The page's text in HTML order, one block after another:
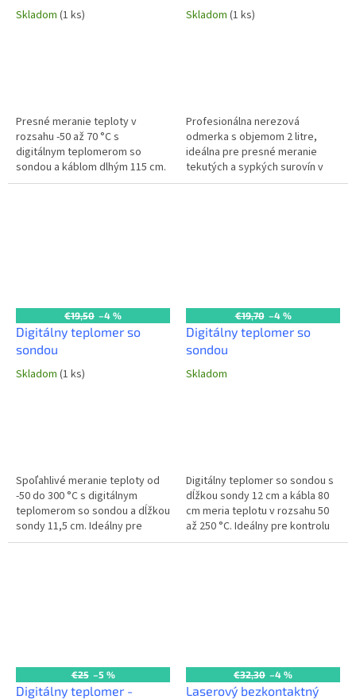
Skladom (1 ks)
Presné meranie teploty v
rozsahu -50 až 70 °C s
digitálnym teplomerom so
sondou a káblom dlhým 115 cm.
Ideálny pre kontrolu surovín a
Skladom (1 ks)
Profesionálna nerezová
odmerka s objemom 2 litre,
ideálna pre presné meranie
tekutých a sypkých surovín v
komerčných kuchyniach a
€19,50 –4 %
Digitálny teplomer so
sondou
Skladom (1 ks)
Spoľahlivé meranie teploty od
-50 do 300 °C s digitálnym
teplomerom so sondou a dĺžkou
sondy 11,5 cm. Ideálny pre
kontrolu varenia, pečenia a
€19,70 –4 %
Digitálny teplomer so
sondou
Skladom
Digitálny teplomer so sondou s
dĺžkou sondy 12 cm a kábla 80
cm meria teplotu v rozsahu 50
až 250 °C. Ideálny pre kontrolu
teploty pri pečení a varení v
€25 –5 %
Digitálny teplomer -
€32,30 –4 %
Laserový bezkontaktný